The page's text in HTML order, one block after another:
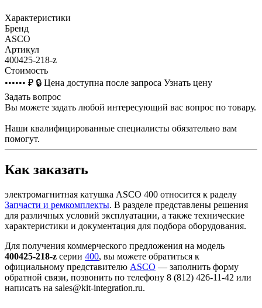
Характеристики
Бренд
ASCO
Артикул
400425-218-z
Стоимость
•••••• ₽ 🔒 Цена доступна после запроса Узнать цену
Задать вопрос
Вы можете задать любой интересующий вас вопрос по товару.
Наши квалифицированные специалисты обязательно вам
помогут.
Как заказать
электромагнитная катушка ASCO 400 относится к раделу
Запчасти и ремкомплекты. В разделе представлены решения
для различных условий эксплуатации, а также технические
характеристики и документация для подбора оборудования.
Для получения коммерческого предложения на модель
400425-218-z серии 400, вы можете обратиться к
официальному представителю ASCO — заполнить форму
обратной связи, позвонить по телефону 8 (812) 426-11-42 или
написать на sales@kit-integration.ru.